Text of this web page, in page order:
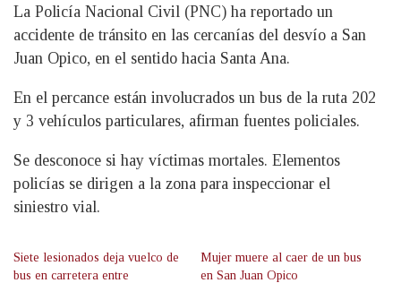
La Policía Nacional Civil (PNC) ha reportado un
accidente de tránsito en las cercanías del desvío a San
Juan Opico, en el sentido hacia Santa Ana.
En el percance están involucrados un bus de la ruta 202
y 3 vehículos particulares, afirman fuentes policiales.
Se desconoce si hay víctimas mortales. Elementos
policías se dirigen a la zona para inspeccionar el
siniestro vial.
Siete lesionados deja vuelco de
bus en carretera entre
Mujer muere al caer de un bus
en San Juan Opico